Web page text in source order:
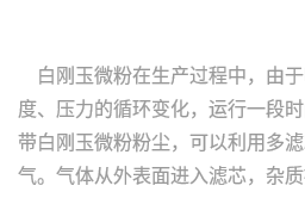
白刚玉微粉在生产过程中，由
度、压力的循环变化，运行一段
带白刚玉微粉粉尘，可以利用多
气。气体从外表面进入滤芯，杂